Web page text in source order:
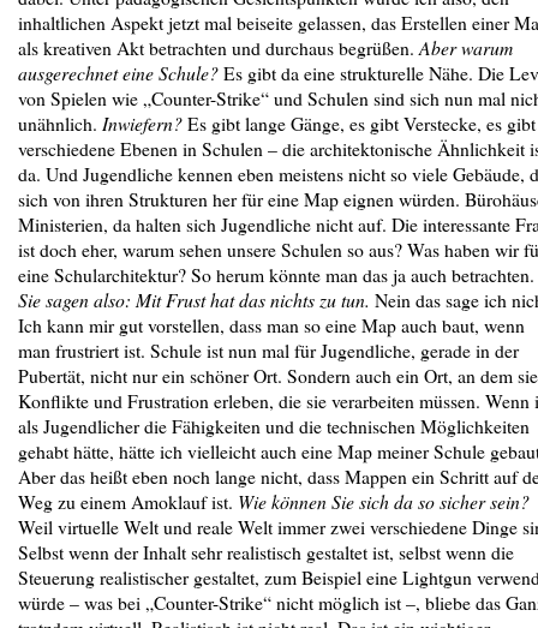
inhaltlichen Aspekt jetzt mal beiseite gelassen, das Erstellen einer
als kreativen Akt betrachten und durchaus begrüßen. Aber warum
ausgerechnet eine Schule?Es gibt da eine strukturelle Nähe. Die
von Spielen wie „Counter-Strike“ und Schulen sind sich nun mal
unähnlich. Inwiefern?Es gibt lange Gänge, es gibt Verstecke, es gibt
verschiedene Ebenen in Schulen – die architektonische Ähnlichkeit
da. Und Jugendliche kennen eben meistens nicht so viele Gebäude,
sich von ihren Strukturen her für eine Map eignen würden.
Ministerien, da halten sich Jugendliche nicht auf. Die interessante
ist doch eher, warum sehen unsere Schulen so aus? Was haben wir
eine Schularchitektur? So herum könnte man das ja auch betrachten.
Sie sagen also: Mit Frust hat das nichts zu tun. Nein das sage ich
Ich kann mir gut vorstellen, dass man so eine Map auch baut, wenn
man frustriert ist. Schule ist nun mal für Jugendliche, gerade in der
Pubertät, nicht nur ein schöner Ort. Sondern auch ein Ort, an dem sie
Konflikte und Frustration erleben, die sie verarbeiten müssen. Wenn
als Jugendlicher die Fähigkeiten und die technischen Möglichkeiten
gehabt hätte, hätte ich vielleicht auch eine Map meiner Schule
Aber das heißt eben noch lange nicht, dass Mappen ein Schritt auf
Weg zu einem Amoklauf ist. Wie können Sie sich da so sicher sein?
Weil virtuelle Welt und reale Welt immer zwei verschiedene Dinge
Selbst wenn der Inhalt sehr realistisch gestaltet ist, selbst wenn die
Steuerung realistischer gestaltet, zum Beispiel eine Lightgun
würde – was bei „Counter-Strike“ nicht möglich ist –, bliebe das